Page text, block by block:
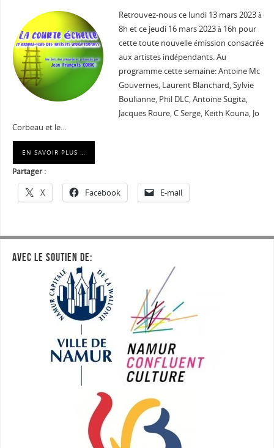
Retrouvez-nous ce lundi 13 mars 2023 à
8h et ce jeudi 16 mars 2023 à 16h pour
cette toute nouvelle émission consacrée
aux artistes indépendants. Au
programme cette semaine: Antoine Mc
Gouvernes, Laurent Blanchard, Sylvie
Boulianne, Phil DLC, Antoine Sugita,
Jacques Roure, C Serge, Keith Kouna, Jo
Corbeau et le…
EN SAVOIR PLUS …
Partager :
X Facebook E-mail
AVEC LE SOUTIEN DE: